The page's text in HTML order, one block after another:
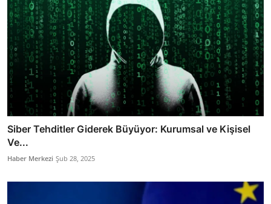
Siber Tehditler Giderek Büyüyor: Kurumsal ve Kişisel
Ve...
Haber Merkezi Şub 28, 2025